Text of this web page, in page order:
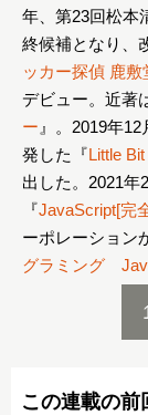
年、第23回松本
終候補となり、
ッカー探偵 鹿敷
デビュー。近著
ー 』。2019年
発した『Little
出した。2021年
『JavaScript[完
ーポレーション
グラミング
この連載の前